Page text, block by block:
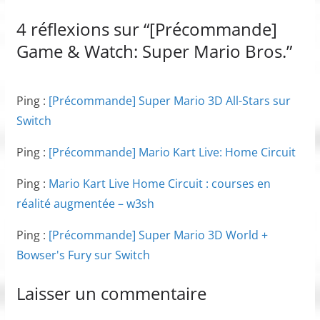
4 réflexions sur “[Précommande]
Game & Watch: Super Mario Bros.”
Ping : [Précommande] Super Mario 3D All-Stars sur
Switch
Ping : [Précommande] Mario Kart Live: Home Circuit
Ping : Mario Kart Live Home Circuit : courses en
réalité augmentée – w3sh
Ping : [Précommande] Super Mario 3D World +
Bowser's Fury sur Switch
Laisser un commentaire